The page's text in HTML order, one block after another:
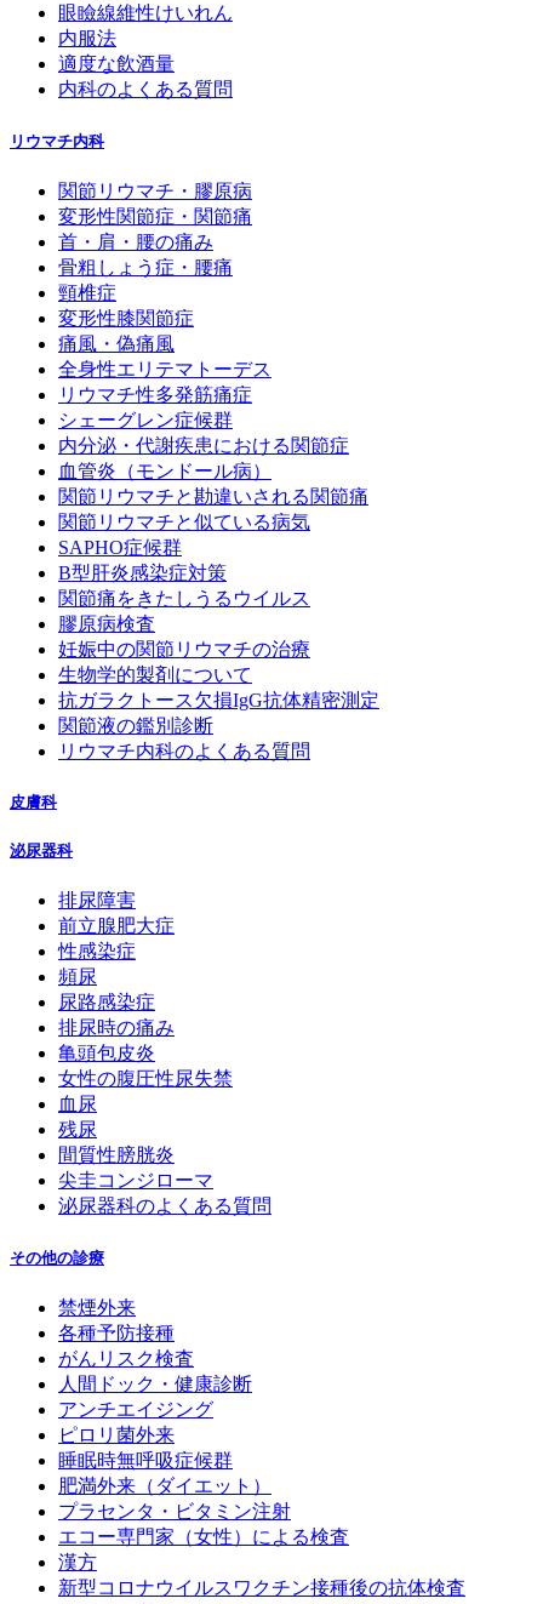
眼瞼線維性けいれん
内服法
適度な飲酒量
内科のよくある質問
リウマチ内科
関節リウマチ・膠原病
変形性関節症・関節痛
首・肩・腰の痛み
骨粗しょう症・腰痛
頸椎症
変形性膝関節症
痛風・偽痛風
全身性エリテマトーデス
リウマチ性多発筋痛症
シェーグレン症候群
内分泌・代謝疾患における関節症
血管炎（モンドール病）
関節リウマチと勘違いされる関節痛
関節リウマチと似ている病気
SAPHO症候群
B型肝炎感染症対策
関節痛をきたしうるウイルス
膠原病検査
妊娠中の関節リウマチの治療
生物学的製剤について
抗ガラクトース欠損IgG抗体精密測定
関節液の鑑別診断
リウマチ内科のよくある質問
皮膚科
泌尿器科
排尿障害
前立腺肥大症
性感染症
頻尿
尿路感染症
排尿時の痛み
亀頭包皮炎
女性の腹圧性尿失禁
血尿
残尿
間質性膀胱炎
尖圭コンジローマ
泌尿器科のよくある質問
その他の診療
禁煙外来
各種予防接種
がんリスク検査
人間ドック・健康診断
アンチエイジング
ピロリ菌外来
睡眠時無呼吸症候群
肥満外来（ダイエット）
プラセンタ・ビタミン注射
エコー専門家（女性）による検査
漢方
新型コロナウイルスワクチン接種後の抗体検査